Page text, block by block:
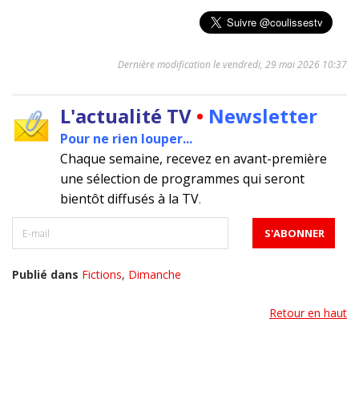
Dernière modification le vendredi, 29 mai 2026 10:37
L'actualité TV • Newsletter
Pour ne rien louper...
Chaque semaine, recevez en avant-première
une sélection de programmes qui seront
bientôt diffusés à la TV.
Publié dans Fictions, Dimanche
Retour en haut